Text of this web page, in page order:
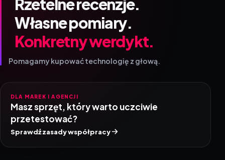
Własne pomiary.
Konkretny werdykt.
Pomagamy kupować technologię z głową.
DLA MAREK I AGENCJI
Masz sprzęt, który warto uczciwie
przetestować?
Sprawdź zasady współpracy